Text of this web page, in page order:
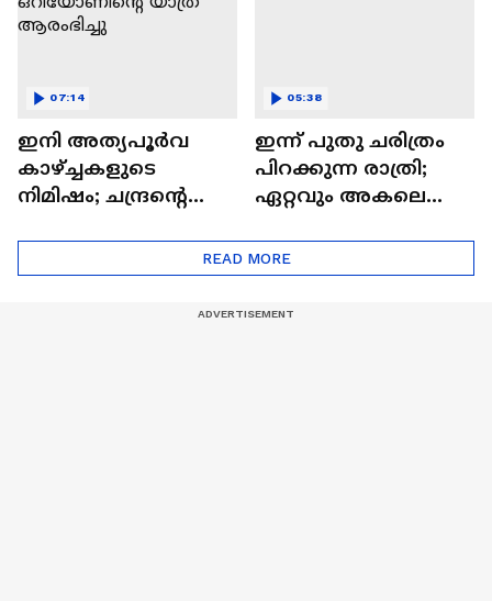
ഇനി അത്യപൂര്‍വ
കാഴ്ച്ചകളുടെ
നിമിഷം; ചന്ദ്രന്റെ
ഒറിയോണിന്റെ യാത്ര
ആരംഭിച്ചു
07:14
ഇന്ന് പുതു ചരിത്രം
പിറക്കുന്ന രാത്രി;
ഏറ്റവും അകലെ
05:38
READ MORE